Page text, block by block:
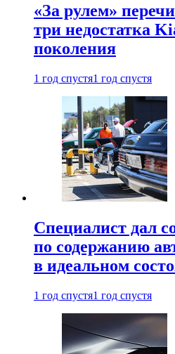
«За рулем»
три недостатка
поколения
1 год спустя1 год спустя
Специалист дал
по содержанию
в идеальном
1 год спустя1 год спустя